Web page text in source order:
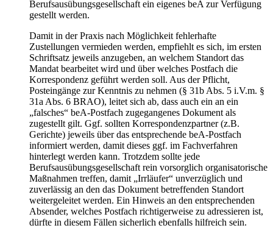
Berufsausübungsgesellschaft ein eigenes beA zur Verfügung
gestellt werden.
Damit in der Praxis nach Möglichkeit fehlerhafte
Zustellungen vermieden werden, empfiehlt es sich, im ersten
Schriftsatz jeweils anzugeben, an welchem Standort das
Mandat bearbeitet wird und über welches Postfach die
Korrespondenz geführt werden soll. Aus der Pflicht,
Posteingänge zur Kenntnis zu nehmen (§ 31b Abs. 5 i.V.m. §
31a Abs. 6 BRAO), leitet sich ab, dass auch ein an ein
„falsches“ beA-Postfach zugegangenes Dokument als
zugestellt gilt. Ggf. sollten Korrespondenzpartner (z.B.
Gerichte) jeweils über das entsprechende beA-Postfach
informiert werden, damit dieses ggf. im Fachverfahren
hinterlegt werden kann. Trotzdem sollte jede
Berufsausübungsgesellschaft rein vorsorglich organisatorische
Maßnahmen treffen, damit „Irrläufer“ unverzüglich und
zuverlässig an den das Dokument betreffenden Standort
weitergeleitet werden. Ein Hinweis an den entsprechenden
Absender, welches Postfach richtigerweise zu adressieren ist,
dürfte in diesem Fällen sicherlich ebenfalls hilfreich sein.